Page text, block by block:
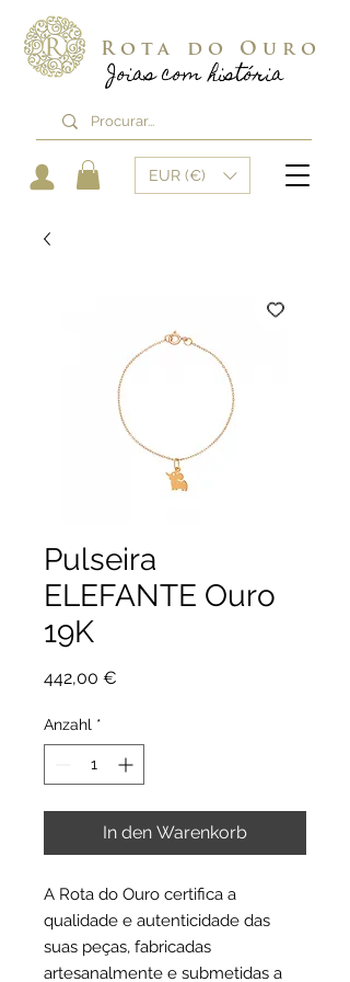
Joias com história
Rota do Ouro
EUR (€)
Pulseira
ELEFANTE Ouro
19K
442,00 €
Anzahl *
In den Warenkorb
A Rota do Ouro certifica a
qualidade e autenticidade das
suas peças, fabricadas
artesanalmente e submetidas a